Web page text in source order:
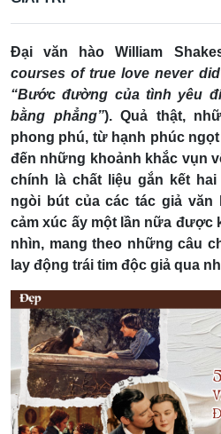
Đại văn hào William
courses of true love never
“Bước đường của tình yêu
bằng phẳng”). Quả thật,
phong phú, từ hạnh phúc
đến những khoảnh khắc vụn
chính là chất liệu gắn kết
ngòi bút của các tác giả
cảm xúc ấy một lần nữa được
nhìn, mang theo những câu
lay động trái tim độc giả qua